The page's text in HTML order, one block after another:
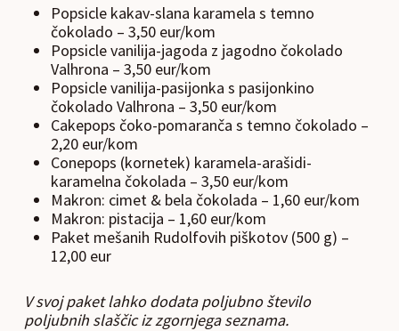
Popsicle kakav-slana karamela s temno
čokolado – 3,50 eur/kom
Popsicle vanilija-jagoda z jagodno čokolado
Valhrona – 3,50 eur/kom
Popsicle vanilija-pasijonka s pasijonkino
čokolado Valhrona – 3,50 eur/kom
Cakepops čoko-pomaranča s temno čokolado –
2,20 eur/kom
Conepops (kornetek) karamela-arašidi-
karamelna čokolada – 3,50 eur/kom
Makron: cimet & bela čokolada – 1,60 eur/kom
Makron: pistacija – 1,60 eur/kom
Paket mešanih Rudolfovih piškotov (500 g) –
12,00 eur
V svoj paket lahko dodata poljubno število
poljubnih slaščic iz zgornjega seznama.